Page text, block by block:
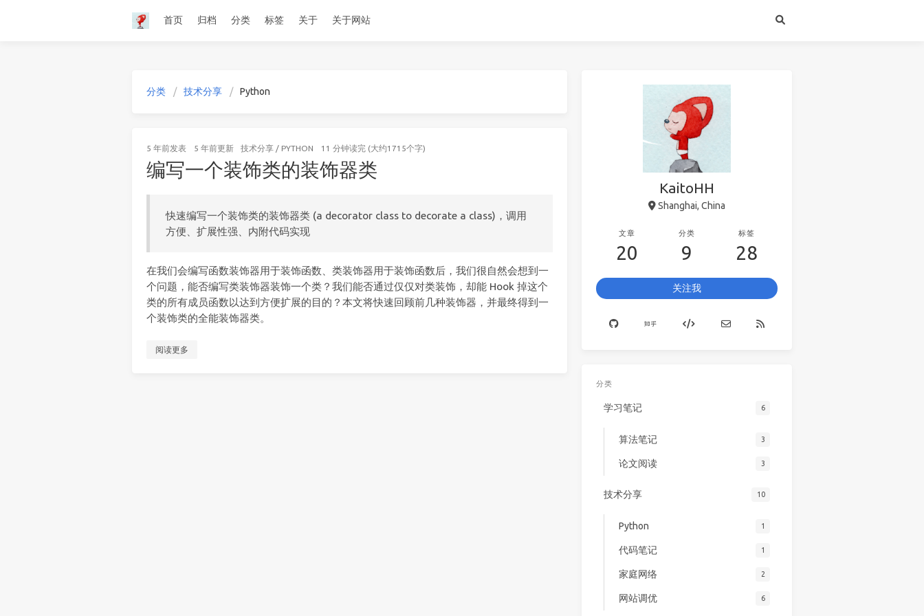
首页 归档 分类 标签 关于 关于网站
分类 技术分享 Python
5 年前发表 5 年前更新 技术分享 / PYTHON 11 分钟读完 (大约1715个字)
编写一个装饰类的装饰器类
快速编写一个装饰类的装饰器类 (a decorator class to decorate a class)，调用
方便、扩展性强、内附代码实现
在我们会编写函数装饰器用于装饰函数、类装饰器用于装饰函数后，我们很自然会想到一
个问题，能否编写类装饰器装饰一个类？我们能否通过仅仅对类装饰，却能 Hook 掉这个
类的所有成员函数以达到方便扩展的目的？本文将快速回顾前几种装饰器，并最终得到一
个装饰类的全能装饰器类。
阅读更多
KaitoHH
Shanghai, China
文章
20
分类
9
标签
28
关注我
分类
学习笔记 6
算法笔记 3
论文阅读 3
技术分享 10
Python 1
代码笔记 1
家庭网络 2
网站调优 6